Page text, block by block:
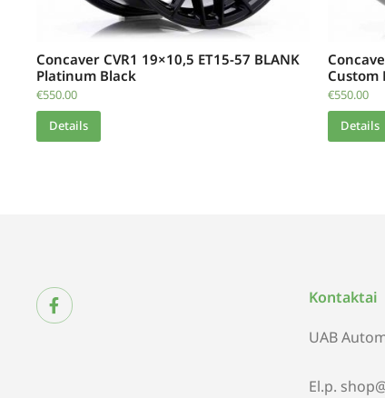
Concaver CVR1 19×10,5 ET15-57 BLANK
Platinum Black
€550.00
Details
Custom
€550.00
Details
Kontaktai
UAB
El.p.